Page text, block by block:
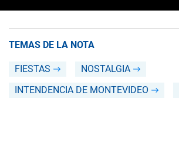
TEMAS DE LA NOTA
FIESTAS
NOSTALGIA
INTENDENCIA DE MONTEVIDEO